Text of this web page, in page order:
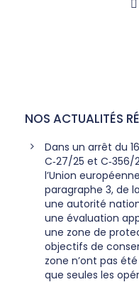
NOS ACTUALITÉS
Dans un arrêt du
C‑27/25 et
l’Union
paragraphe 3, de
une autorité
une évaluation
une zone de
objectifs de
zone n’ont pas
que seules les